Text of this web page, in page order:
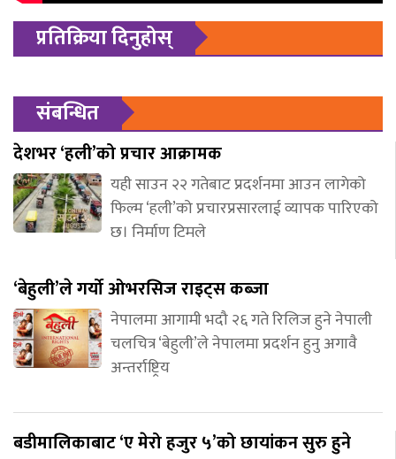
प्रतिक्रिया दिनुहोस्
संबन्धित
देशभर ‘हली’को प्रचार आक्रामक
यही साउन २२ गतेबाट प्रदर्शनमा आउन लागेको
फिल्म ‘हली’को प्रचारप्रसारलाई व्यापक पारिएको
छ। निर्माण टिमले
‘बेहुली’ले गर्यो ओभरसिज राइट्स कब्जा
नेपालमा आगामी भदौ २६ गते रिलिज हुने नेपाली
चलचित्र ‘बेहुली’ले नेपालमा प्रदर्शन हुनु अगावै
अन्तर्राष्ट्रिय
बडीमालिकाबाट ‘ए मेरो हजुर ५’को छायांकन सुरु हुने